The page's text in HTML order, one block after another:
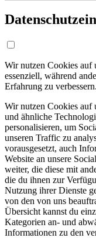
Wir nutzen Cookies auf
essenziell, während
Erfahrung zu verbessern.
Wir nutzen Cookies auf
und ähnliche
personalisieren, um
unseren Traffic zu
vorausgesetzt, auch
Website an unsere
weiter, die diese mit
die du ihnen zur
Nutzung ihrer Dienste
von den von uns
Übersicht kannst du
Kategorien an- und
Informationen zu den